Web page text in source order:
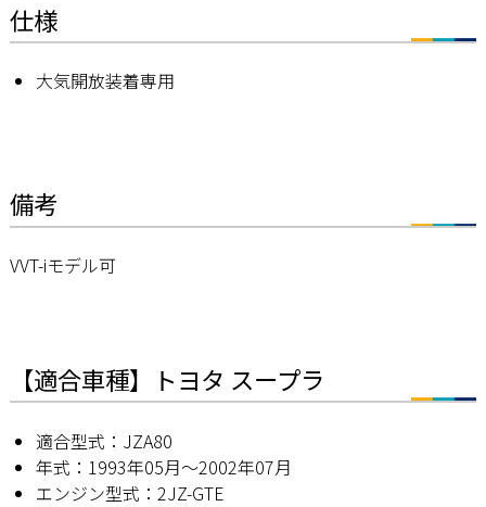
仕様
大気開放装着専用
備考
VVT-iモデル可
【適合車種】トヨタ スープラ
適合型式：JZA80
年式：1993年05月〜2002年07月
エンジン型式：2JZ-GTE